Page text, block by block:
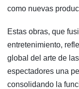
como nuevas
Estas obras, que
entretenimiento,
global del arte de
espectadores una
consolidando la